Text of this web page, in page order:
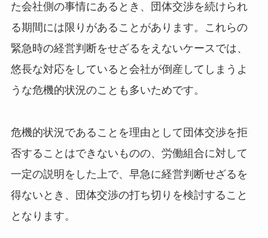
た会社側の事情にあるとき、団体交渉を続けられ
る期間には限りがあることがあります。これらの
緊急時の経営判断をせざるをえないケースでは、
悠長な対応をしていると会社が倒産してしまうよ
うな危機的状況のことも多いためです。
危機的状況であることを理由として団体交渉を拒
否することはできないものの、労働組合に対して
一定の説明をした上で、早急に経営判断せざるを
得ないとき、団体交渉の打ち切りを検討すること
となります。